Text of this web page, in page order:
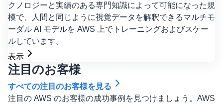
クノロジーと実績のある専門知識によって可能になった規
模で、人間と同じように視覚データを解釈できるマルチモ
ーダル AI モデルを AWS 上でトレーニングおよびスケー
ルしています。
表示
注目のお客様
すべての注目のお客様を見る
注目の AWS のお客様の成功事例を見つけましょう。AWS